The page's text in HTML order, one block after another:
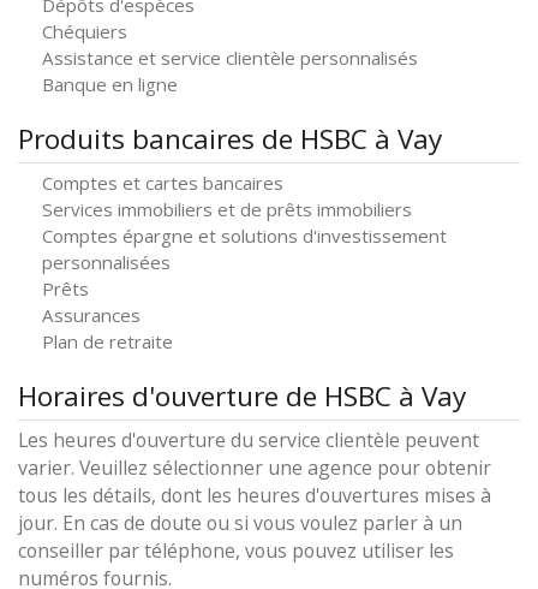
Dépôts d'espèces
Chéquiers
Assistance et service clientèle personnalisés
Banque en ligne
Produits bancaires de HSBC à Vay
Comptes et cartes bancaires
Services immobiliers et de prêts immobiliers
Comptes épargne et solutions d'investissement
personnalisées
Prêts
Assurances
Plan de retraite
Horaires d'ouverture de HSBC à Vay
Les heures d'ouverture du service clientèle peuvent
varier. Veuillez sélectionner une agence pour obtenir
tous les détails, dont les heures d'ouvertures mises à
jour. En cas de doute ou si vous voulez parler à un
conseiller par téléphone, vous pouvez utiliser les
numéros fournis.